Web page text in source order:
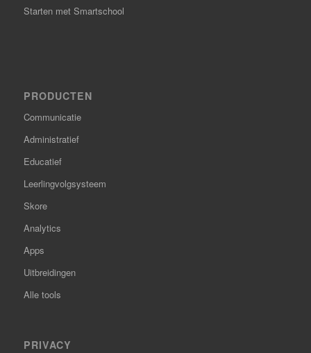
Starten met Smartschool
PRODUCTEN
Communicatie
Administratief
Educatief
Leerlingvolgsysteem
Skore
Analytics
Apps
Uitbreidingen
Alle tools
PRIVACY